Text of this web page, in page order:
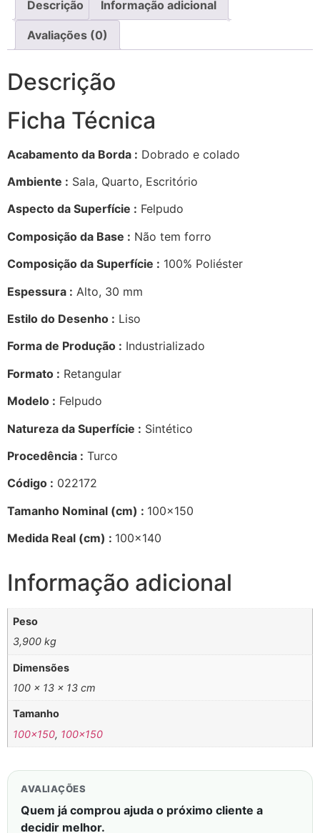
Descrição Informação adicional
Avaliações (0)
Descrição
Ficha Técnica
Acabamento da Borda : Dobrado e colado
Ambiente : Sala, Quarto, Escritório
Aspecto da Superfície : Felpudo
Composição da Base : Não tem forro
Composição da Superfície : 100% Poliéster
Espessura : Alto, 30 mm
Estilo do Desenho : Liso
Forma de Produção : Industrializado
Formato : Retangular
Modelo : Felpudo
Natureza da Superfície : Sintético
Procedência : Turco
Código : 022172
Tamanho Nominal (cm) : 100×150
Medida Real (cm) : 100×140
Informação adicional
Peso
3,900 kg
Dimensões
100 × 13 × 13 cm
Tamanho
100×150, 100×150
AVALIAÇÕES
Quem já comprou ajuda o próximo cliente a
decidir melhor.